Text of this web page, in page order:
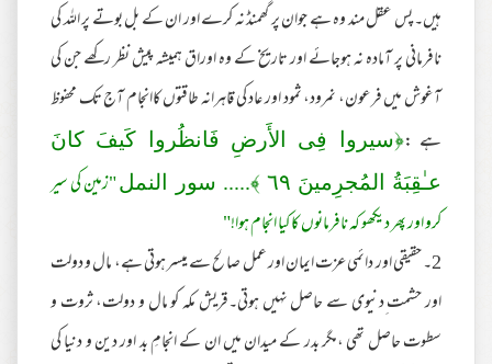
ہیں۔ پس عقل مند وہ ہے جوان پر گھمنڈ نہ کرے اور ان کے بل بوتے پر اللہ کی
نافرمانی پر آمادہ نہ ہوجائے اور تاریخ کے وہ اوراق ہمیشہ پیش نظر رکھے جن کی
آغوش میں فرعون، نمرود، ثمود اور عاد کی قاہرانہ طاقتوں کاانجام آج تک محفوظ
ہے :﴿سير‌وا فِى الأَر‌ضِ فَانظُر‌وا كَيفَ كانَ
عـٰقِبَةُ المُجرِ‌مينَ ٦٩ ﴾..... سور النمل"زمین کی سیر
کرو اور پھر دیکھو کہ نافرمانوں کا کیا انجام ہوا!"
2۔ حقیقی اور دائمی عزت ایمان اور عمل صالح سے میسر ہوتی ہے، مال و دولت
اور حشمت ِدنیوی سے حاصل نہیں ہوتی۔قریش مکہ کو مال و دولت، ثروت و
سطوت حاصل تھی ،مگر بدر کے میدان میں ان کے انجامِ بد اور دین و دنیا کی